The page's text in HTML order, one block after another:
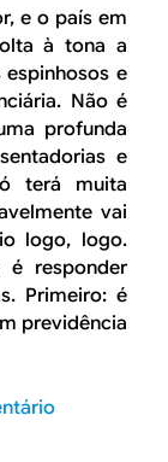
e o país em
à tona a
e
Não é
profunda
e
terá muita
vai
logo, logo.
é responder
Primeiro: é
previdência